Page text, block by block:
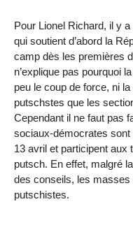
Pour Lionel Richard, il y
qui soutient d’abord la
camp dès les premières
n’explique pas pourquoi
peu le coup de force, ni
putschstes que les
Cependant il ne faut pas
sociaux-démocrates sont
13 avril et participent aux
putsch. En effet, malgré
des conseils, les masses
putschistes.